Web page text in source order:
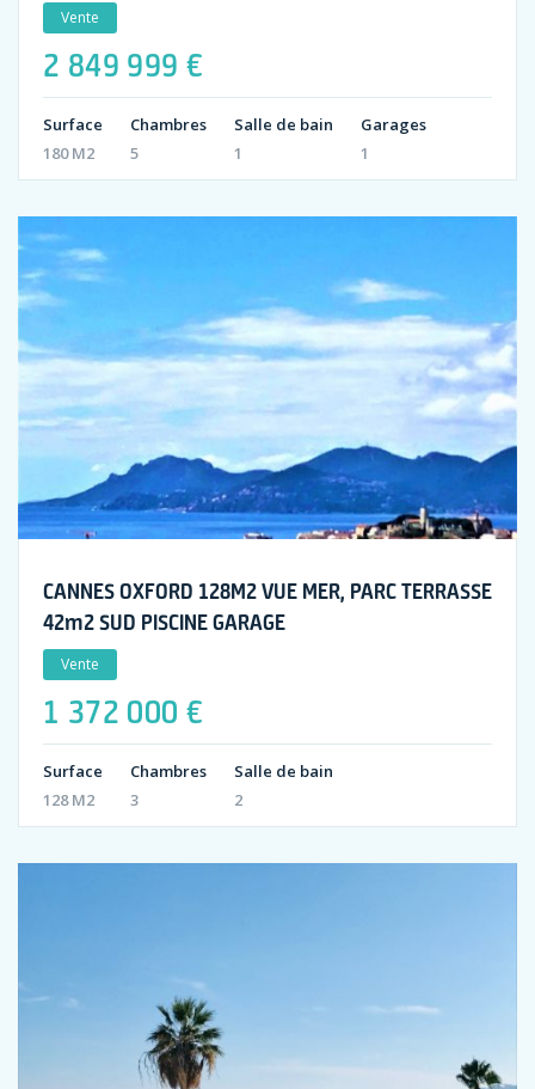
Vente
2 849 999 €
Surface
180 M2
Chambres
5
Salle de bain
1
Garages
1
CANNES OXFORD 128M2 VUE MER, PARC TERRASSE
42m2 SUD PISCINE GARAGE
Vente
1 372 000 €
Surface
128 M2
Chambres
3
Salle de bain
2